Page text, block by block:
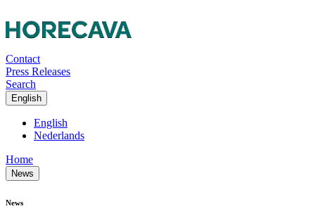
Contact
Press Releases
Search
English
English
Nederlands
Home
News
News